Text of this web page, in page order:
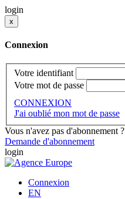
login
x
Connexion
Votre identifiant
Votre mot de passe
CONNEXION
J'ai oublié mon mot de passe
Vous n'avez pas d'abonnement ?
Demande d'abonnement
login
Connexion
EN